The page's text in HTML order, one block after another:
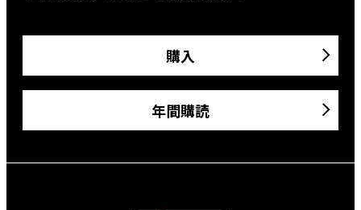
購入
年間購読